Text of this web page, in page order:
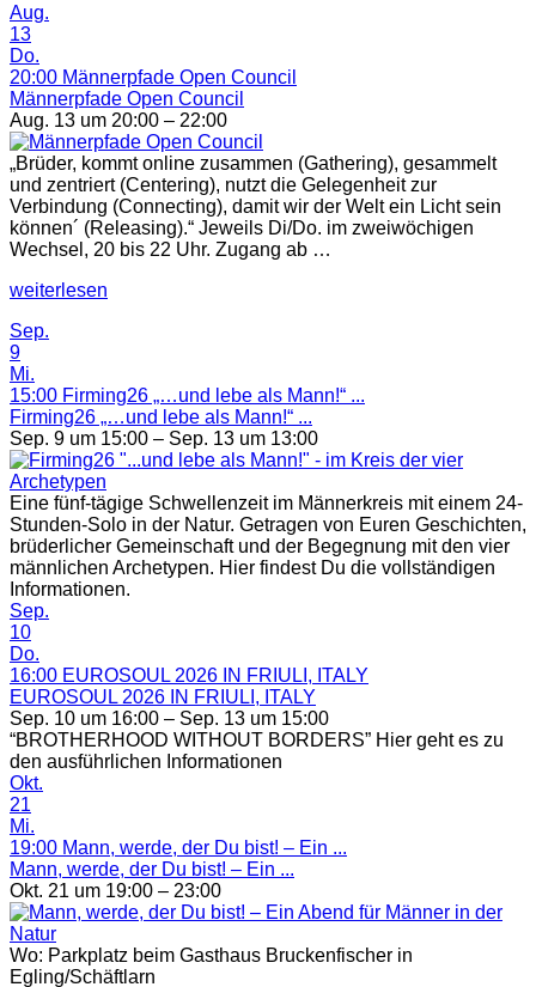
„Im
Vertrauen
unterwegs
sein““
Aug.
13
Do.
20:00 Männerpfade Open Council
Männerpfade Open Council
Aug. 13 um 20:00 – 22:00
„Brüder, kommt online zusammen (Gathering), gesammelt
und zentriert (Centering), nutzt die Gelegenheit zur
Verbindung (Connecting), damit wir der Welt ein Licht sein
können´ (Releasing).“ Jeweils Di/Do. im zweiwöchigen
Wechsel, 20 bis 22 Uhr. Zugang ab …
„Männerpfade
Council“
weiterlesen
Sep.
9
Mi.
15:00 Firming26 „…und lebe als Mann!“ ...
Firming26 „…und lebe als Mann!“ ...
Sep. 9 um 15:00 – Sep. 13 um 13:00
Eine fünf-tägige Schwellenzeit im Männerkreis mit einem 24-
Stunden-Solo in der Natur. Getragen von Euren Geschichten,
brüderlicher Gemeinschaft und der Begegnung mit den vier
männlichen Archetypen. Hier findest Du die vollständigen
Informationen.
Sep.
10
Do.
16:00 EUROSOUL 2026 IN FRIULI, ITALY
EUROSOUL 2026 IN FRIULI, ITALY
Sep. 10 um 16:00 – Sep. 13 um 15:00
“BROTHERHOOD WITHOUT BORDERS” Hier geht es zu
den ausführlichen Informationen
Okt.
21
Mi.
19:00 Mann, werde, der Du bist! – Ein ...
Mann, werde, der Du bist! – Ein ...
Okt. 21 um 19:00 – 23:00
Wo: Parkplatz beim Gasthaus Bruckenfischer in
Egling/Schäftlarn